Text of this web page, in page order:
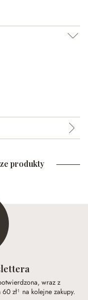
produkty
wraz z
zł¹ na kolejne zakupy.